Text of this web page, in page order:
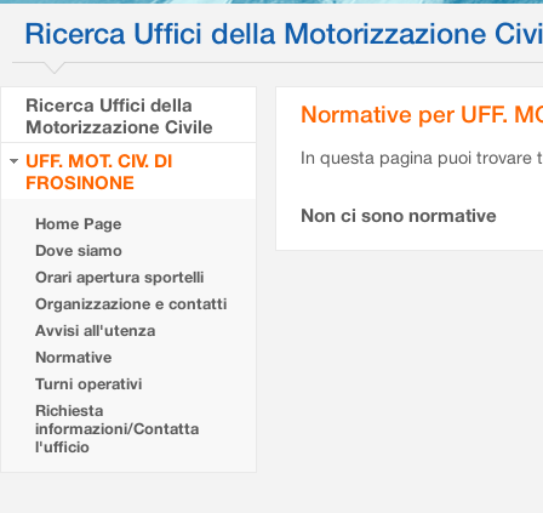
Ricerca Uffici della Motorizzazione
Ricerca Uffici della
Motorizzazione Civile
UFF. MOT. CIV. DI
FROSINONE
Home Page
Dove siamo
Orari apertura sportelli
Organizzazione e contatti
Avvisi all'utenza
Normative
Turni operativi
Richiesta
informazioni/Contatta
l'ufficio
Normative per UFF.
In questa pagina puoi
Non ci sono normative